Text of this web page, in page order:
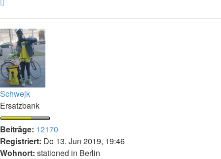
Schwejk
Ersatzbank
Beiträge: 12170
Registriert: Do 13. Jun 2019, 19:46
Wohnort: stationed in Berlin